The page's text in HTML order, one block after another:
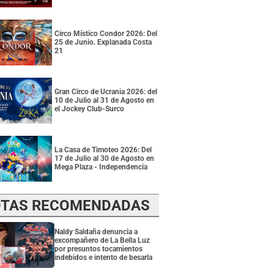
Circo Místico Condor 2026: Del
25 de Junio. Explanada Costa
21
Gran Circo de Ucrania 2026: del
10 de Julio al 31 de Agosto en
el Jockey Club-Surco
La Casa de Timoteo 2026: Del
17 de Julio al 30 de Agosto en
Mega Plaza - Independencia
RECOMENDADAS
Naldy Saldaña denuncia a
excompañero de La Bella Luz
por presuntos tocamientos
indebidos e intento de besarla